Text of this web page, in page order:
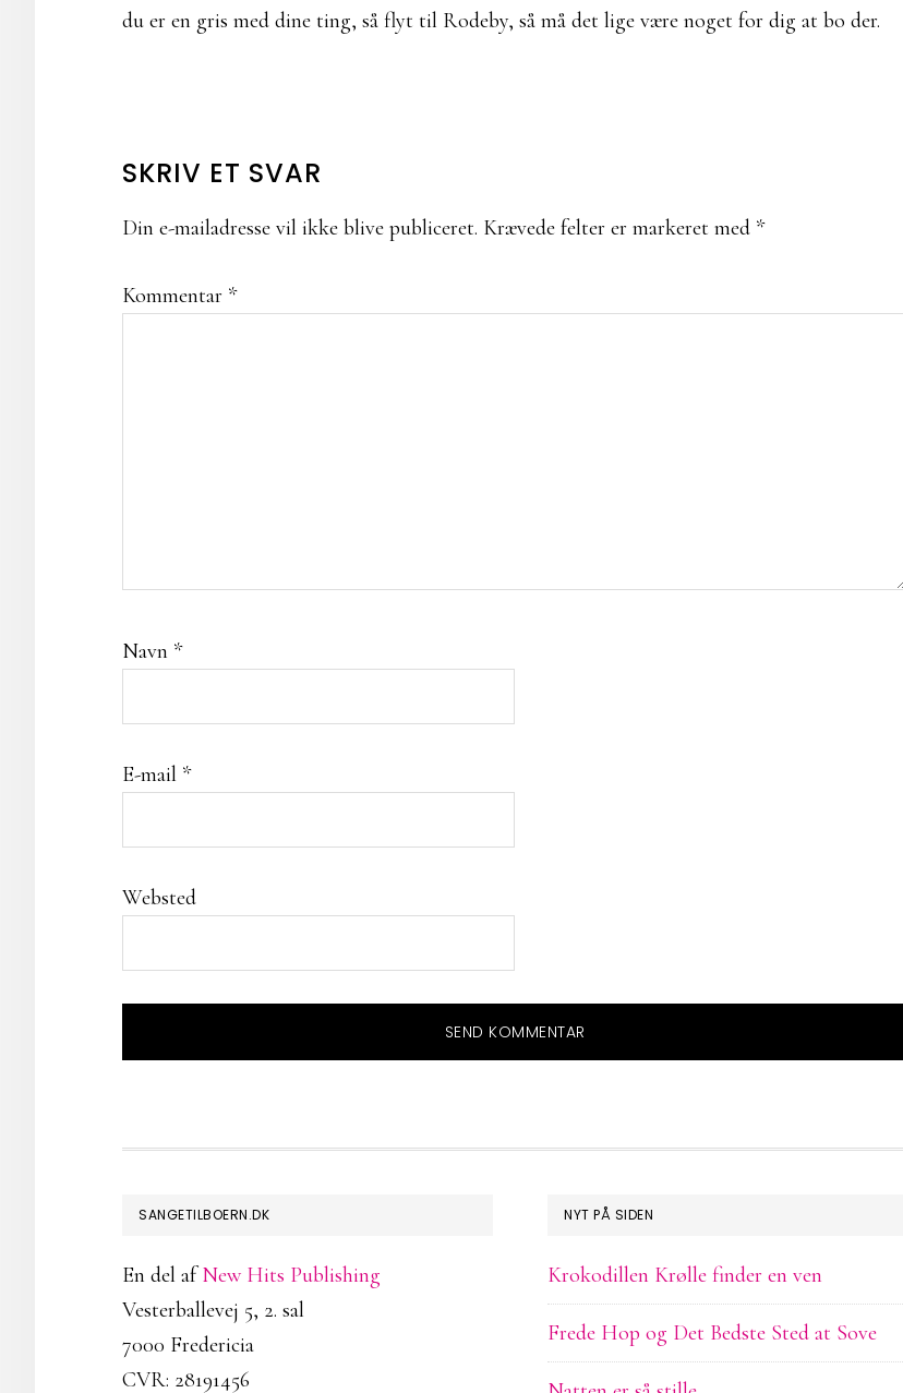
du er en gris med dine ting, så flyt til Rodeby, så må det lige være noget for dig at bo der.
LÆSERINTERAKTIONER
SKRIV ET SVAR
Din e-mailadresse vil ikke blive publiceret. Krævede felter er markeret med *
Kommentar *
Navn *
E-mail *
Websted
FOOTER
SANGETILBOERN.DK
En del afNew Hits Publishing
Vesterballevej 5, 2. sal
7000 Fredericia
CVR: 28191456
NYT PÅ SIDEN
Krokodillen Krølle finder en ven
Frede Hop og Det Bedste Sted at Sove